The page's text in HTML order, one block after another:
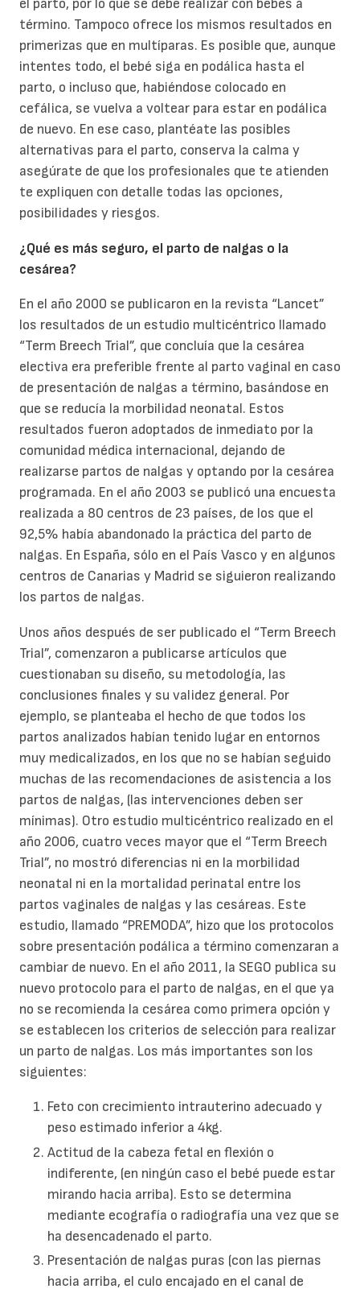
el parto, por lo que se debe realizar con bebés a
término. Tampoco ofrece los mismos resultados en
primerizas que en multíparas. Es posible que, aunque
intentes todo, el bebé siga en podálica hasta el
parto, o incluso que, habiéndose colocado en
cefálica, se vuelva a voltear para estar en podálica
de nuevo. En ese caso, plantéate las posibles
alternativas para el parto, conserva la calma y
asegúrate de que los profesionales que te atienden
te expliquen con detalle todas las opciones,
posibilidades y riesgos.
¿Qué es más seguro, el parto de nalgas o la
cesárea?
En el año 2000 se publicaron en la revista “Lancet”
los resultados de un estudio multicéntrico llamado
“Term Breech Trial”, que concluía que la cesárea
electiva era preferible frente al parto vaginal en caso
de presentación de nalgas a término, basándose en
que se reducía la morbilidad neonatal. Estos
resultados fueron adoptados de inmediato por la
comunidad médica internacional, dejando de
realizarse partos de nalgas y optando por la cesárea
programada. En el año 2003 se publicó una encuesta
realizada a 80 centros de 23 países, de los que el
92,5% había abandonado la práctica del parto de
nalgas. En España, sólo en el País Vasco y en algunos
centros de Canarias y Madrid se siguieron realizando
los partos de nalgas.
Unos años después de ser publicado el “Term Breech
Trial”, comenzaron a publicarse artículos que
cuestionaban su diseño, su metodología, las
conclusiones finales y su validez general. Por
ejemplo, se planteaba el hecho de que todos los
partos analizados habían tenido lugar en entornos
muy medicalizados, en los que no se habían seguido
muchas de las recomendaciones de asistencia a los
partos de nalgas, (las intervenciones deben ser
mínimas). Otro estudio multicéntrico realizado en el
año 2006, cuatro veces mayor que el “Term Breech
Trial”, no mostró diferencias ni en la morbilidad
neonatal ni en la mortalidad perinatal entre los
partos vaginales de nalgas y las cesáreas. Este
estudio, llamado “PREMODA”, hizo que los protocolos
sobre presentación podálica a término comenzaran a
cambiar de nuevo. En el año 2011, la SEGO publica su
nuevo protocolo para el parto de nalgas, en el que ya
no se recomienda la cesárea como primera opción y
se establecen los criterios de selección para realizar
un parto de nalgas. Los más importantes son los
siguientes:
Feto con crecimiento intrauterino adecuado y
peso estimado inferior a 4kg.
Actitud de la cabeza fetal en flexión o
indiferente, (en ningún caso el bebé puede estar
mirando hacia arriba). Esto se determina
mediante ecografía o radiografía una vez que se
ha desencadenado el parto.
Presentación de nalgas puras (con las piernas
hacia arriba, el culo encajado en el canal de